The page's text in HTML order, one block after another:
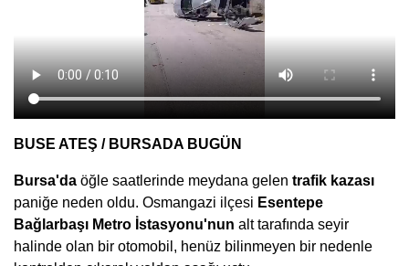
BUSE ATEŞ / BURSADA BUGÜN
Bursa'da öğle saatlerinde meydana gelen trafik kazası
paniğe neden oldu. Osmangazi ilçesi Esentepe
Bağlarbaşı Metro İstasyonu'nun alt tarafında seyir
halinde olan bir otomobil, henüz bilinmeyen bir nedenle